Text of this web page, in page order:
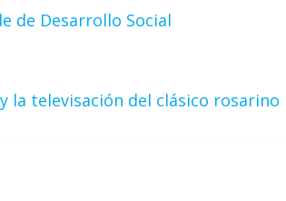
de Desarrollo Social
la televisación del clásico rosarino